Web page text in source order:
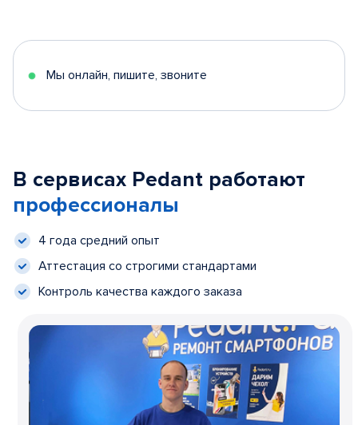
Мы онлайн, пишите, звоните
В сервисах Pedant работают
профессионалы
4 года средний опыт
Аттестация со строгими стандартами
Контроль качества каждого заказа